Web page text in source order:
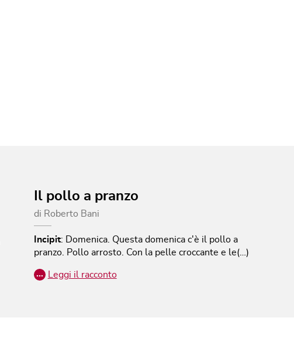
Il pollo a pranzo
di Roberto Bani
Incipit:
Domenica. Questa domenica c'è il pollo a
pranzo. Pollo arrosto. Con la pelle croccante e le(…)
… Leggi il racconto